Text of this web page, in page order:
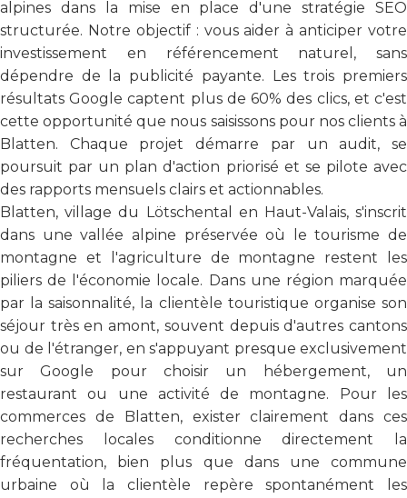
alpines dans la mise en place d'une stratégie SEO
structurée. Notre objectif : vous aider à anticiper votre
investissement en référencement naturel, sans
dépendre de la publicité payante. Les trois premiers
résultats Google captent plus de 60% des clics, et c'est
cette opportunité que nous saisissons pour nos clients à
Blatten. Chaque projet démarre par un audit, se
poursuit par un plan d'action priorisé et se pilote avec
des rapports mensuels clairs et actionnables.
Blatten, village du Lötschental en Haut-Valais, s'inscrit
dans une vallée alpine préservée où le tourisme de
montagne et l'agriculture de montagne restent les
piliers de l'économie locale. Dans une région marquée
par la saisonnalité, la clientèle touristique organise son
séjour très en amont, souvent depuis d'autres cantons
ou de l'étranger, en s'appuyant presque exclusivement
sur Google pour choisir un hébergement, un
restaurant ou une activité de montagne. Pour les
commerces de Blatten, exister clairement dans ces
recherches locales conditionne directement la
fréquentation, bien plus que dans une commune
urbaine où la clientèle repère spontanément les